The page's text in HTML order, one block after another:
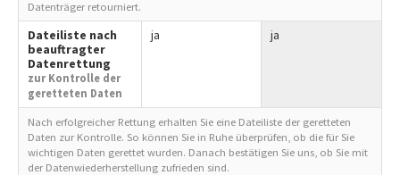
Datenträger retourniert.
Dateiliste nach
beauftragter
Datenrettung
zur Kontrolle der
geretteten Daten
ja ja
Nach erfolgreicher Rettung erhalten Sie eine Dateiliste der geretteten
Daten zur Kontrolle. So können Sie in Ruhe überprüfen, ob die für Sie
wichtigen Daten gerettet wurden. Danach bestätigen Sie uns, ob Sie mit
der Datenwiederherstellung zufrieden sind.